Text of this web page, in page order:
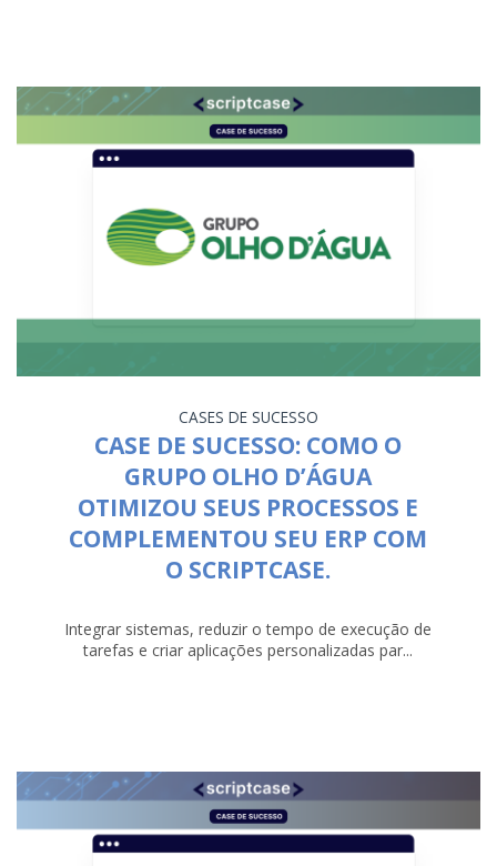
CASES DE SUCESSO
CASE DE SUCESSO: COMO O
GRUPO OLHO D’ÁGUA
OTIMIZOU SEUS PROCESSOS E
COMPLEMENTOU SEU ERP COM
O SCRIPTCASE.
Integrar sistemas, reduzir o tempo de execução de
tarefas e criar aplicações personalizadas par...